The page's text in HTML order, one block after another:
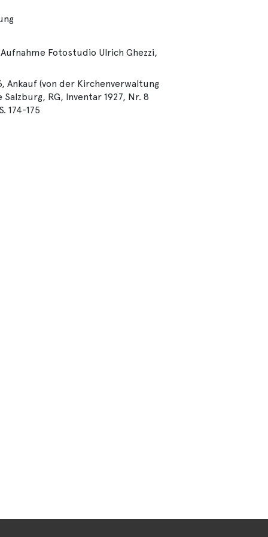
Fotostudio Ulrich Ghezzi,
Ankauf (von der Kirchenverwaltung
RG, Inventar 1927, Nr. 8
174-175